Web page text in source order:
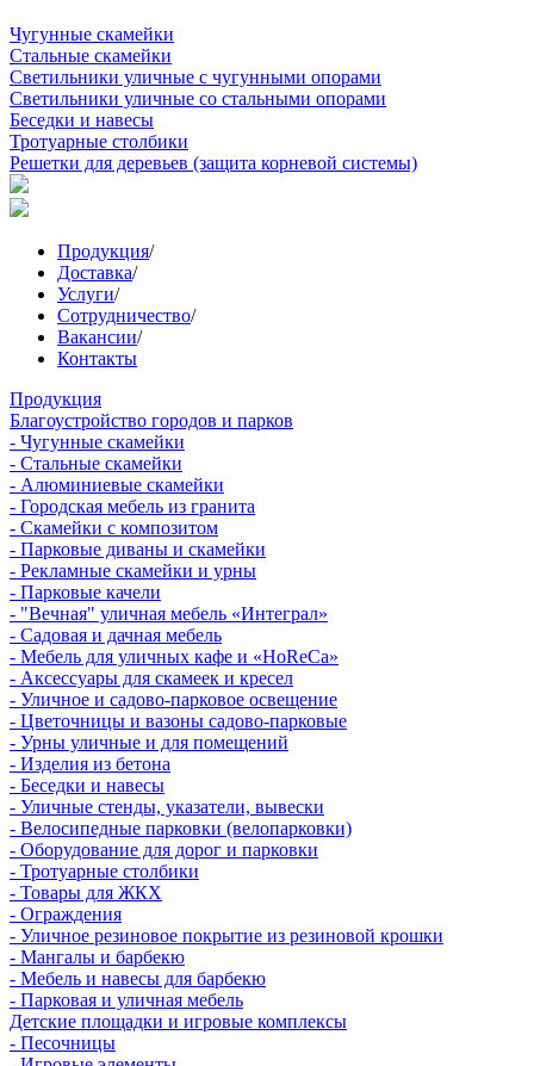
Чугунные скамейки
Стальные скамейки
Светильники уличные с чугунными опорами
Светильники уличные со стальными опорами
Беседки и навесы
Тротуарные столбики
Решетки для деревьев (защита корневой системы)
Продукция/
Доставка/
Услуги/
Сотрудничество/
Вакансии/
Контакты
Продукция
Благоустройство городов и парков
- Чугунные скамейки
- Стальные скамейки
- Алюминиевые скамейки
- Городская мебель из гранита
- Скамейки с композитом
- Парковые диваны и скамейки
- Рекламные скамейки и урны
- Парковые качели
- "Вечная" уличная мебель «Интеграл»
- Садовая и дачная мебель
- Мебель для уличных кафе и «HoReCa»
- Аксессуары для скамеек и кресел
- Уличное и садово-парковое освещение
- Цветочницы и вазоны садово-парковые
- Урны уличные и для помещений
- Изделия из бетона
- Беседки и навесы
- Уличные стенды, указатели, вывески
- Велосипедные парковки (велопарковки)
- Оборудование для дорог и парковки
- Тротуарные столбики
- Товары для ЖКХ
- Ограждения
- Уличное резиновое покрытие из резиновой крошки
- Мангалы и барбекю
- Мебель и навесы для барбекю
- Парковая и уличная мебель
Детские площадки и игровые комплексы
- Песочницы